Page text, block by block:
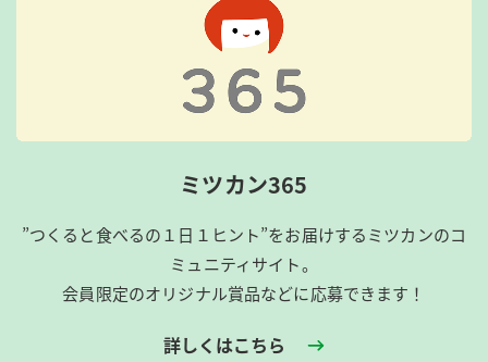
ミツカン365
”つくると食べるの１日１ヒント”をお届けするミツカンのコ
ミュニティサイト。
会員限定のオリジナル賞品などに応募できます！
詳しくはこちら